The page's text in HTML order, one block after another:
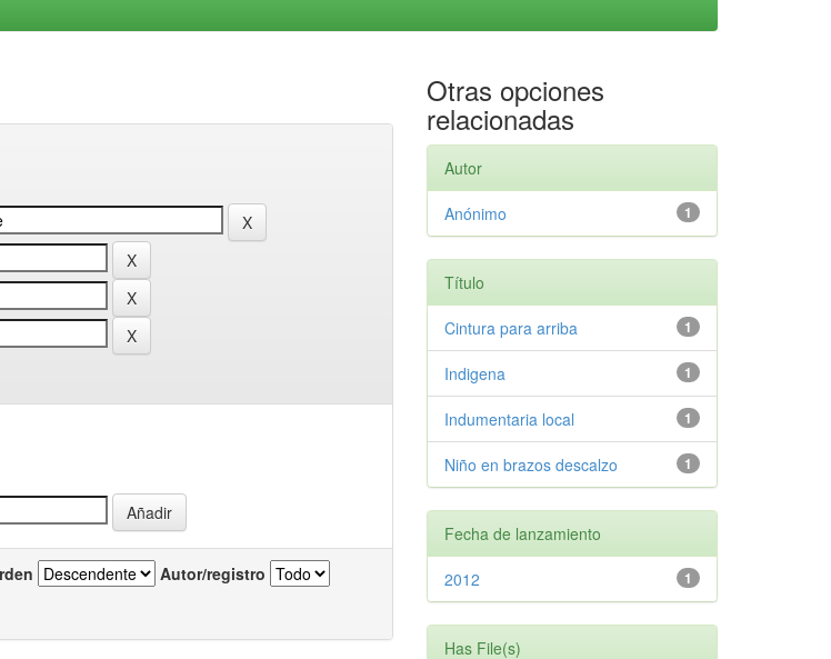
Autor/registro
Otras opciones
relacionadas
Autor
1
Anónimo
Título
1
Cintura para arriba
1
Indigena
1
Indumentaria local
1
Niño en brazos descalzo
Fecha de lanzamiento
1
2012
Has File(s)